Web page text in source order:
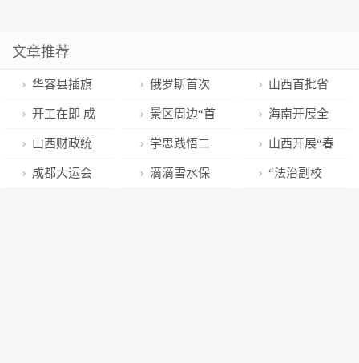
文章推荐
华容县插旗
镇：万象“耕”
新，集中育秧
不负春
俄罗斯首次
公布！太空第
一人加加林坠
机现场照片曝
山西首批省
级数字化转型
促进中心开始
申报
开工在即 成
德线初步设计
获批
景区周边“首
违免罚”激活了
城市社交
海南开展全
域综合治水
——呵护清清
山西财政统
筹724.4亿元实
学思践悟二
十大 弘扬井冈
山西开展“春
季护苗”专项行
成都大运会 滴滴雪水保 “法治副校